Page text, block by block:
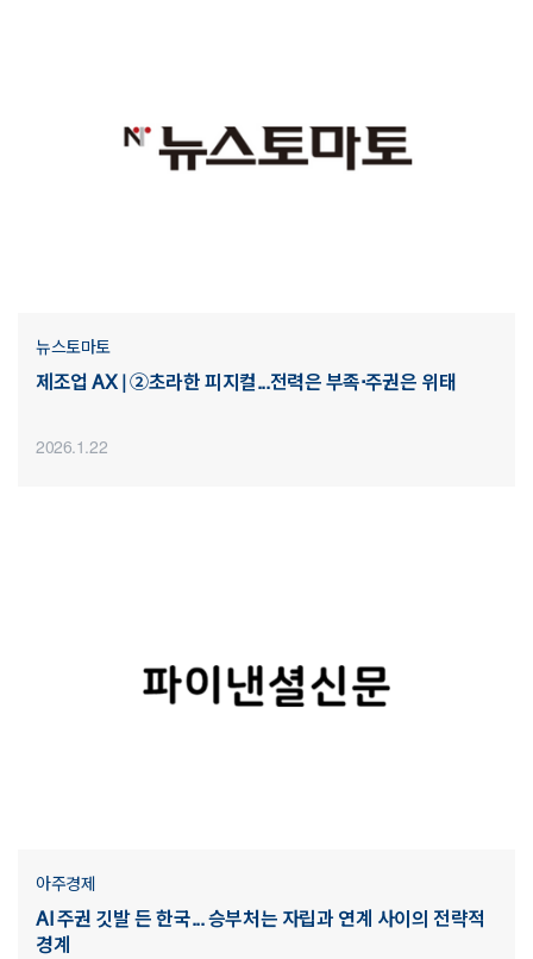
뉴스토마토
제조업 AX | ②초라한 피지컬...전력은 부족·주권은 위태
2026.1.22
아주경제
AI 주권 깃발 든 한국... 승부처는 자립과 연계 사이의 전략적
경계